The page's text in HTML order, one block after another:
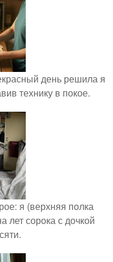
день решила я
технику в покое.
я (верхняя полка
лет сорока с дочкой